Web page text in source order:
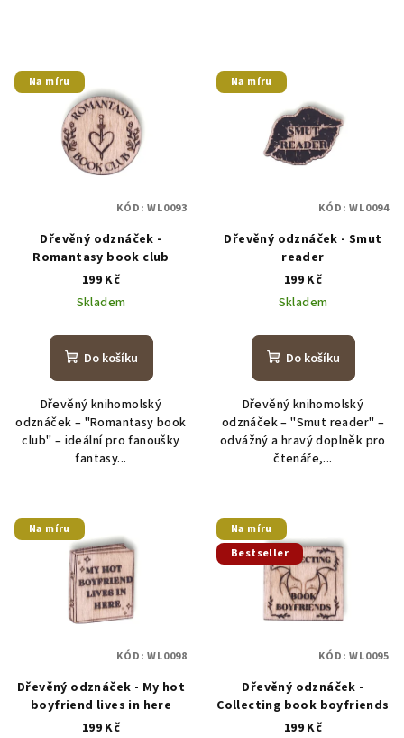
Na míru
Dřevěný odznáček -
Romantasy book club
199 Kč
Skladem
Do košíku
Dřevěný knihomolský
odznáček – "Romantasy book
club" – ideální pro fanoušky
fantasy...
KÓD:WL0093
Na míru
Dřevěný odznáček - Smut
reader
199 Kč
Skladem
Do košíku
Dřevěný knihomolský
odznáček – "Smut reader" –
odvážný a hravý doplněk pro
čtenáře,...
KÓD:WL0094
Na míru
Dřevěný odznáček - My hot
boyfriend lives in here
199 Kč
KÓD:WL0098
Na míru
Bestseller
Dřevěný odznáček -
Collecting book boyfriends
199 Kč
KÓD:WL0095